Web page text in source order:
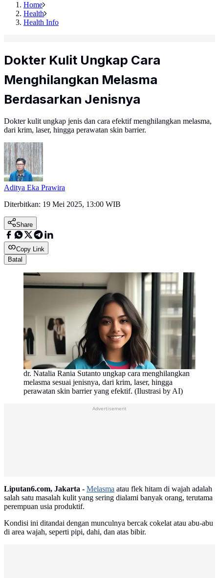
Home
Health
Health Info
Dokter Kulit Ungkap Cara
Menghilangkan Melasma
Berdasarkan Jenisnya
Dokter kulit ungkap jenis dan cara efektif menghilangkan melasma,
dari krim, laser, hingga perawatan skin barrier.
Aditya Eka Prawira
Diterbitkan: 19 Mei 2025, 13:00 WIB
Share
Copy Link
Batal
dr. Natalia Rania Sutanto ungkap cara menghilangkan
melasma sesuai jenisnya, dari krim, laser, hingga
perawatan skin barrier yang efektif. (Ilustrasi by AI)
Advertisement
Liputan6.com, Jakarta - Melasma atau flek hitam di wajah adalah
salah satu masalah kulit yang sering dialami banyak orang, terutama
perempuan usia produktif.
Kondisi ini ditandai dengan munculnya bercak cokelat atau abu-abu
di area wajah, seperti pipi, dahi, dan atas bibir.